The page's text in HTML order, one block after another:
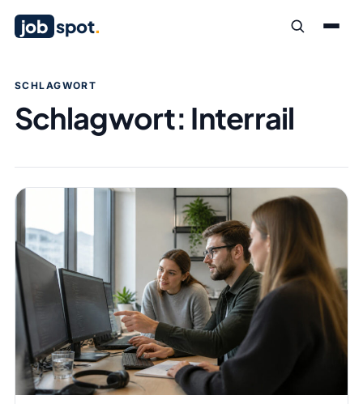
job spot.
SCHLAGWORT
Schlagwort: Interrail